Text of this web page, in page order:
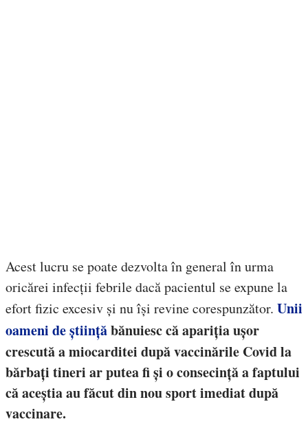
Acest lucru se poate dezvolta în general în urma
oricărei infecții febrile dacă pacientul se expune la
efort fizic excesiv și nu își revine corespunzător. Unii
oameni de științăbănuiesc că apariția ușor
crescută a miocarditei după vaccinările Covid la
bărbați tineri ar putea fi și o consecință a faptului
că aceștia au făcut din nou sport imediat după
vaccinare.